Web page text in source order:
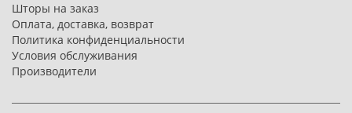
Шторы на заказ
Оплата, доставка, возврат
Политика конфиденциальности
Условия обслуживания
Производители